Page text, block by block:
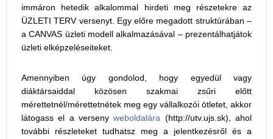
immáron hetedik alkalommal hirdeti meg részetekre az
ÜZLETI TERV versenyt. Egy előre megadott struktúrában –
a CANVAS üzleti modell alkalmazásával – prezentálhatjátok
üzleti elképzeléseiteket.
Amennyiben úgy gondolod, hogy egyedül vagy
diáktársaiddal közösen szakmai zsűri előtt
mérettetnél/mérettetnétek meg egy vállalkozói ötletet, akkor
látogass el a versenyweboldalára (http://utv.ujs.sk), ahol
további részleteket tudhatsz meg a jelentkezésről és a